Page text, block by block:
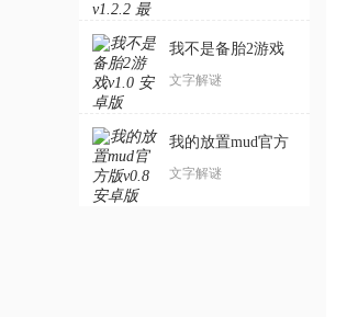
我不是备胎2游戏
文字解谜
我的放置mud官方
版
文字解谜